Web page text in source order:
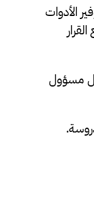
الأدوات
وخصوصا في”سوق الكريمية” والذي يتمثل الآن في 85 محل مسؤول